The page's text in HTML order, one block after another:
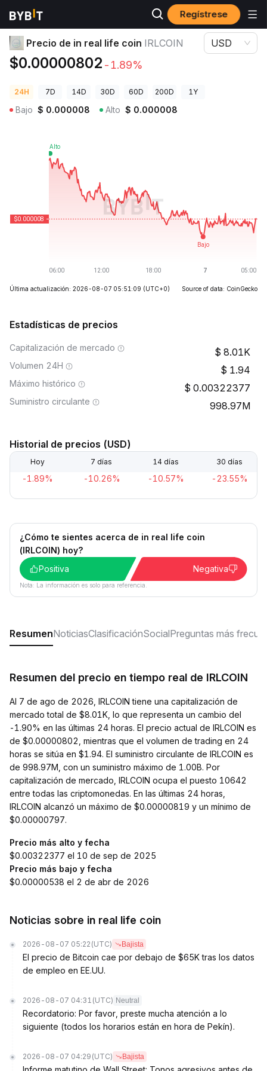
Regístrese
Precios de Criptomonedas Precio de in real life coin IRLCOIN
Precio de in real life coin IRLCOIN
$0.00000802 -1.89%
USD
24H 7D 14D 30D 60D 200D 1Y
Bajo $ 0.000008 Alto $ 0.000008
Última actualización: 2026-08-07 05:51:09 (UTC+0) Source of data: CoinGecko
Estadísticas de precios
Capitalización de mercado 8.01K
Volumen 24H 1.94
Máximo histórico 0.00322377
Suministro circulante 998.97M
Historial de precios (USD)
Hoy 7 días 14 días 30 días
-1.89% -10.26% -10.57% -23.55%
¿Cómo te sientes acerca de in real life coin
(IRLCOIN) hoy?
Positiva
Negativa
Nota: La información es solo para referencia.
ResumenNoticiasClasificaciónSocialPreguntas más
Resumen del precio en tiempo real de IRLCOIN
Al 7 de ago de 2026, IRLCOIN tiene una capitalización de
mercado total de $8.01K, lo que representa un cambio del
-1.90% en las últimas 24 horas. El precio actual de IRLCOIN es
de $0.00000802, mientras que el volumen de trading en 24
horas se sitúa en $1.94. El suministro circulante de IRLCOIN es
de 998.97M, con un suministro máximo de 1.00B. Por
capitalización de mercado, IRLCOIN ocupa el puesto 10642
entre todas las criptomonedas. En las últimas 24 horas,
IRLCOIN alcanzó un máximo de $0.00000819 y un mínimo de
$0.00000797.
Precio más alto y fecha
$0.00322377 el 10 de sep de 2025
Precio más bajo y fecha
$0.00000538 el 2 de abr de 2026
Noticias sobre in real life coin
2026-08-07 05:22 (UTC) Bajista
El precio de Bitcoin cae por debajo de $65K tras los datos
de empleo en EE.UU.
2026-08-07 04:31 (UTC) Neutral
Recordatorio: Por favor, preste mucha atención a lo
siguiente (todos los horarios están en hora de Pekín).
2026-08-07 04:29 (UTC) Bajista